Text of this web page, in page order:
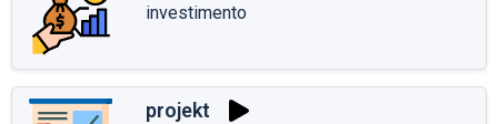
investimento
projekt